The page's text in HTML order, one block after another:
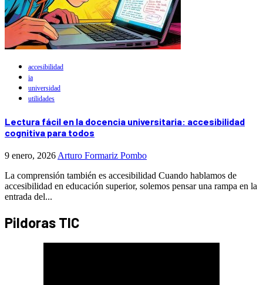
accesibilidad
ia
universidad
utilidades
Lectura fácil en la docencia universitaria: accesibilidad
cognitiva para todos
9 enero, 2026Arturo Formariz Pombo
La comprensión también es accesibilidad Cuando hablamos de
accesibilidad en educación superior, solemos pensar una rampa en la
entrada del...
Pildoras TIC